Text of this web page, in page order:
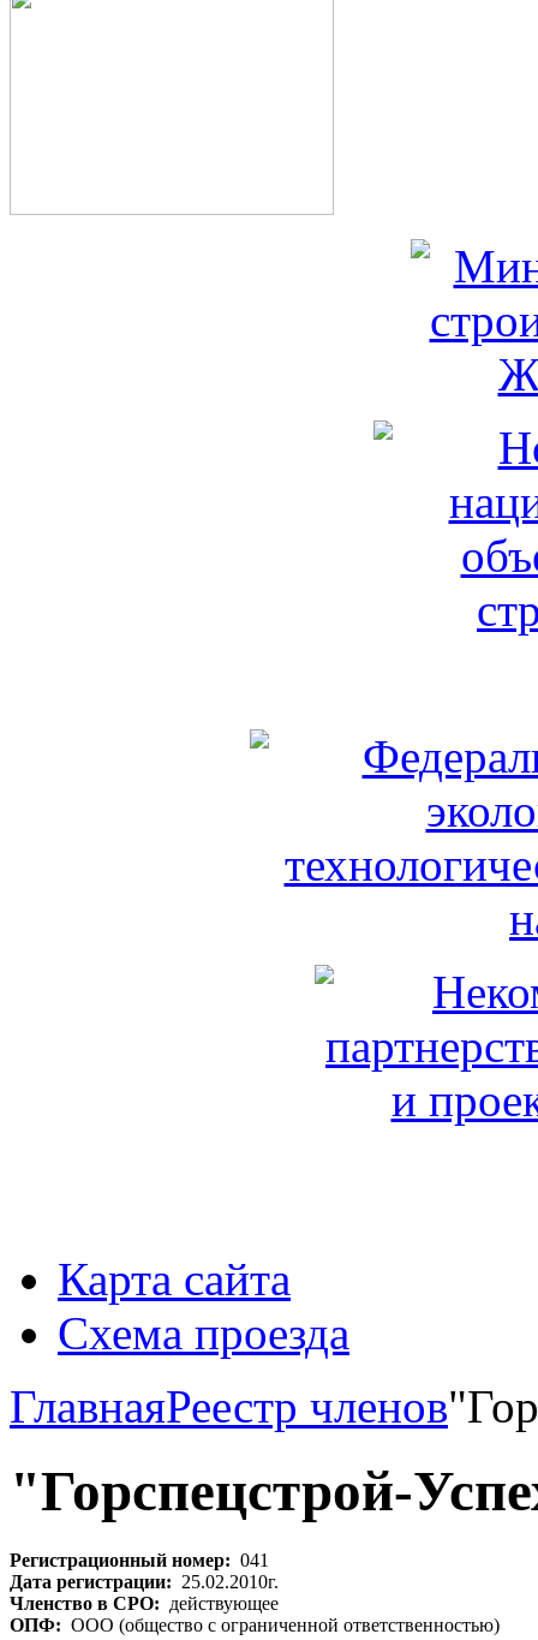
Карта сайта
Схема проезда
ГлавнаяРеестр членов
"Горспецстрой-
Регистрационный номер: 041
Дата регистрации: 25.02.2010г.
Членство в СРО: действующее
ОПФ: ООО (общество с ограниченной ответственностью)